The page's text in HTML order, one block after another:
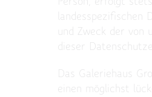
und Zweck der
dieser
Das Galeriehaus
einen möglichst